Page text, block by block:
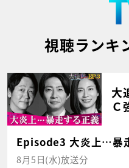
視聴ランキ
大
Ｃ
Episode3 大炎上…暴
8月5日(水)放送分